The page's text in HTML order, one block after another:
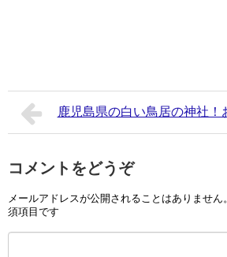
鹿児島県の白い鳥居の神社！
コメントをどうぞ
メールアドレスが公開されることはありません。
須項目です